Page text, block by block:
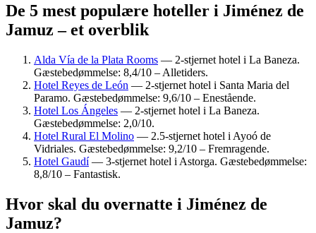
De 5 mest populære hoteller i Jiménez de
Jamuz – et overblik
Alda Vía de la Plata Rooms — 2-stjernet hotel i La Baneza.
Gæstebedømmelse: 8,4/10 – Alletiders.
Hotel Reyes de León — 2-stjernet hotel i Santa Maria del
Paramo. Gæstebedømmelse: 9,6/10 – Enestående.
Hotel Los Ángeles — 2-stjernet hotel i La Baneza.
Gæstebedømmelse: 2,0/10.
Hotel Rural El Molino — 2.5-stjernet hotel i Ayoó de
Vidriales. Gæstebedømmelse: 9,2/10 – Fremragende.
Hotel Gaudí— 3-stjernet hotel i Astorga. Gæstebedømmelse:
8,8/10 – Fantastisk.
Hvor skal du overnatte i Jiménez de
Jamuz?